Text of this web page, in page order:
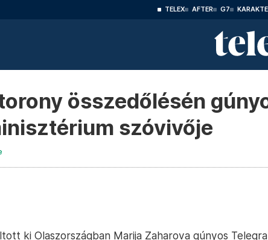
TELEX AFTER G7
összedőlésén
szóvivője
ki Olaszországban Marija Zaharova gúnyos